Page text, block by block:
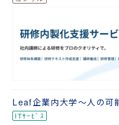
Leaf企業内大学～人の可